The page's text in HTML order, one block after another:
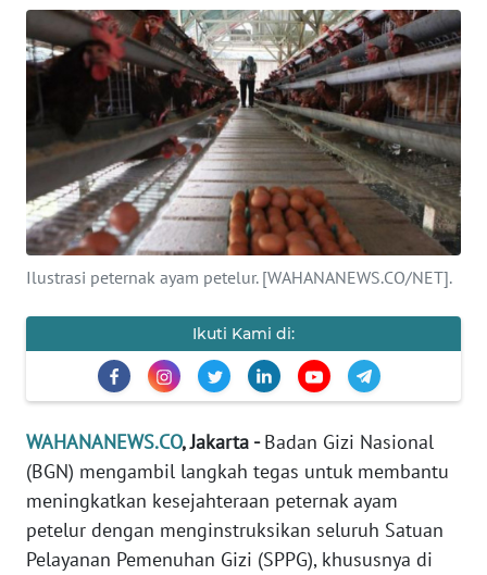
Ilustrasi peternak ayam petelur. [WAHANANEWS.CO/NET].
Ikuti Kami di:
WAHANANEWS.CO, Jakarta -Badan Gizi Nasional
(BGN) mengambil langkah tegas untuk membantu
meningkatkan kesejahteraan peternak ayam
petelur dengan menginstruksikan seluruh Satuan
Pelayanan Pemenuhan Gizi (SPPG), khususnya di
EKUIN
SAINS-TEKNO
KESEHATAN
INTERNASIONAL
SERBA-SERBI
PENDIDIKAN
OLAHRAGA
OPINI
EDITORIAL
Informasi